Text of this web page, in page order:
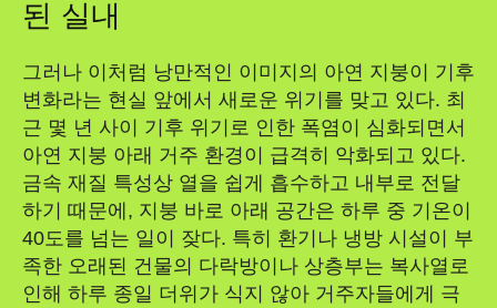
된 실내
그러나 이처럼 낭만적인 이미지의 아연 지붕이 기후
변화라는 현실 앞에서 새로운 위기를 맞고 있다. 최
근 몇 년 사이 기후 위기로 인한 폭염이 심화되면서
아연 지붕 아래 거주 환경이 급격히 악화되고 있다.
금속 재질 특성상 열을 쉽게 흡수하고 내부로 전달
하기 때문에, 지붕 바로 아래 공간은 하루 중 기온이
40도를 넘는 일이 잦다. 특히 환기나 냉방 시설이 부
족한 오래된 건물의 다락방이나 상층부는 복사열로
인해 하루 종일 더위가 식지 않아 거주자들에게 극